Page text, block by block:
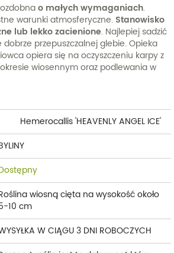
o małych wymaganiach.
warunki atmosferyczne. Stanowisko
lub lekko zacienione. Najlepiej sadzić
dobrze przepuszczalnej glebie. Opieka
opiera się na oczyszczeniu karpy z
wiosennym oraz podlewania w
Hemerocallis 'HEAVENLY ANGEL ICE'
wiosną cięta na wysokość około
10 cm
W CIĄGU 3 DNI ROBOCZYCH